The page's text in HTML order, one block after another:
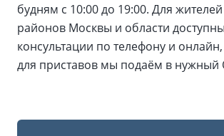
будням с 10:00 до 19:00. Для
районов Москвы и области доступны
консультации по телефону и
для приставов мы подаём в